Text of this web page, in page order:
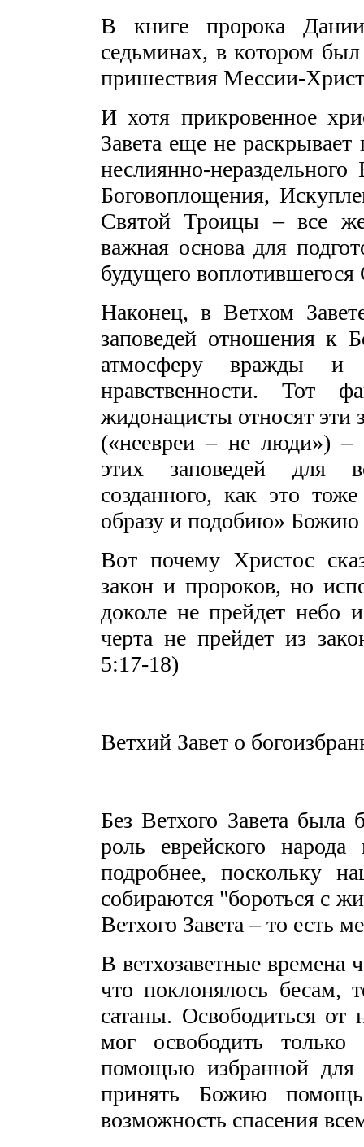
В книге пророка
седьминах, в котором был
пришествия Мессии-
И хотя прикровенное
Завета еще не раскрывает
неслиянно-
Боговоплощения,
Святой Троицы – все
важная основа для
будущего воплотившегося
Наконец, в Ветхом
заповедей отношения к
атмосферу вражды и
нравственности. Тот
жидонацисты относят эти
(«неевреи – не люди») –
этих заповедей для
созданного, как это
образу и подобию»
Вот почему Христос
закон и пророков, но
доколе не прейдет небо
черта не прейдет из
5:17-18)
Ветхий Завет о
Без Ветхого Завета
роль еврейского
подробнее, поскольку
собираются "бороться с
Ветхого Завета – то есть
В ветхозаветные времена
что поклонялось бесам,
сатаны. Освободиться
мог освободить
помощью избранной для
принять Божию
возможность спасения